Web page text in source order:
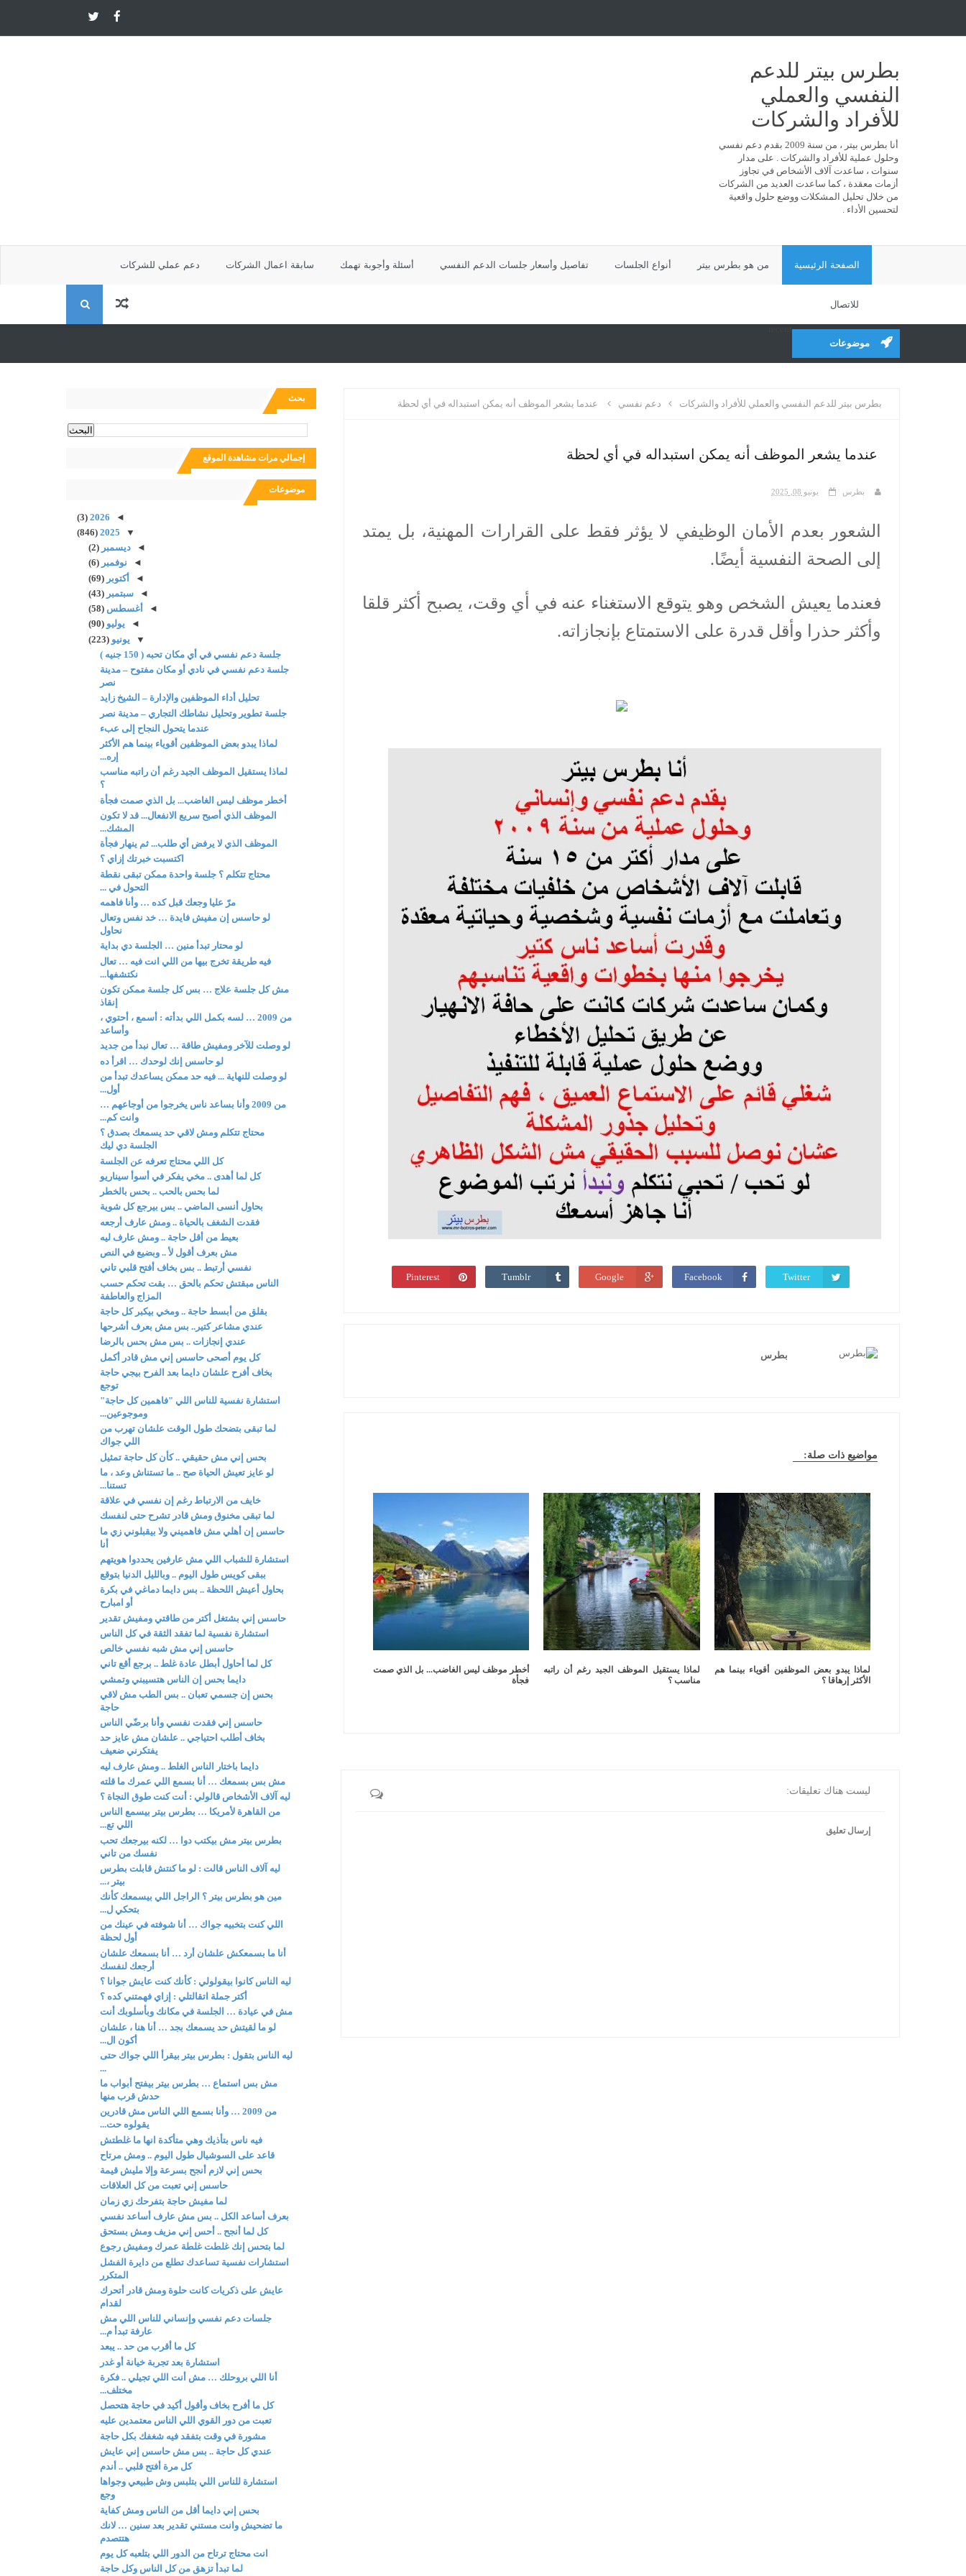
بطرس بيتر للدعم
النفسي والعملي
للأفراد والشركات
أنا بطرس بيتر ، من سنة 2009 بقدم دعم نفسي
وحلول عملية للأفراد والشركات . على مدار
سنوات ، ساعدت آلاف الأشخاص في تجاوز
أزمات معقدة ، كما ساعدت العديد من الشركات
من خلال تحليل المشكلات ووضع حلول واقعية
لتحسين الأداء .
الصفحة الرئيسية من هو بطرس بيتر أنواع الجلسات تفاصيل وأسعار جلسات الدعم النفسي أسئلة وأجوبة تهمك سابقة اعمال الشركات دعم عملي للشركات
للاتصال ا
ح
موضوعات
بطرس بيتر للدعم النفسي والعملي للأفراد والشركات دعم نفسي عندما يشعر الموظف أنه يمكن استبداله في أي لحظة
عندما يشعر الموظف أنه يمكن استبداله في أي لحظة
بطرس يونيو 08, 2025
الشعور بعدم الأمان الوظيفي لا يؤثر فقط على القرارات المهنية، بل يمتد
إلى الصحة النفسية أيضًا.
فعندما يعيش الشخص وهو يتوقع الاستغناء عنه في أي وقت، يصبح أكثر قلقا
وأكثر حذرا وأقل قدرة على الاستمتاع بإنجازاته.
Twitter
Facebook
Google
Tumblr
Pinterest
بطرس
مواضيع ذات صلة:
لماذا يبدو بعض الموظفين أقوياء بينما هم
الأكثر إرهاقا ؟
لماذا يستقيل الموظف الجيد رغم أن راتبه
مناسب ؟
أخطر موظف ليس الغاضب... بل الذي صمت
فجأة
ليست هناك تعليقات:
إرسال تعليق
بحث
إجمالي مرات مشاهدة الموقع
موضوعات
◄
2026
(3)
▼
2025
(846)
◄ديسمبر(2)
◄ نوفمبر(6)
◄أكتوبر(69)
◄سبتمبر(43)
◄
أغسطس(58)
◄ يوليو(90)
▼ يونيو(223)
جلسة دعم نفسي في أي مكان تحبه ( 150 جنيه )
جلسة دعم نفسي في نادي أو مكان مفتوح – مدينة
نصر
تحليل أداء الموظفين والإدارة – الشيخ زايد
جلسة تطوير وتحليل نشاطك التجاري – مدينة نصر
عندما يتحول النجاح إلى عبء
لماذا يبدو بعض الموظفين أقوياء بينما هم الأكثر
إره...
لماذا يستقيل الموظف الجيد رغم أن راتبه مناسب
؟
أخطر موظف ليس الغاضب... بل الذي صمت فجأة
الموظف الذي أصبح سريع الانفعال... قد لا تكون
المشك...
الموظف الذي لا يرفض أي طلب... ثم ينهار فجأة
اكتسبت خبرتك إزاي ؟
محتاج تتكلم ؟ جلسة واحدة ممكن تبقى نقطة
التحول في ...
مرّ عليا وجعك قبل كده … وأنا فاهمه
لو حاسس إن مفيش فايدة … خد نفس وتعال
نحاول
لو محتار تبدأ منين … الجلسة دي بداية
فيه طريقة تخرج بيها من اللي انت فيه … تعال
نكتشفها...
مش كل جلسة علاج … بس كل جلسة ممكن تكون
إنقاذ
من 2009 … لسه بكمل اللي بدأته : أسمع ، أحتوي ،
وأساعد
لو وصلت للآخر ومفيش طاقة … تعال نبدأ من جديد
لو حاسس إنك لوحدك … اقرأ ده
لو وصلت للنهاية ... فيه حد ممكن يساعدك تبدأ من
أول...
من 2009 وأنا بساعد ناس يخرجوا من أوجاعهم …
وانت كم...
محتاج تتكلم ومش لاقي حد يسمعك بصدق ؟
الجلسة دي ليك
كل اللي محتاج تعرفه عن الجلسة
كل لما أهدى .. مخي يفكر في أسوأ سيناريو
لما بحس بالحب .. بحس بالخطر
بحاول أنسى الماضي .. بس بيرجع كل شوية
فقدت الشغف بالحياة .. ومش عارف أرجعه
بعيط من أقل حاجة .. ومش عارف ليه
مش بعرف أقول لأ .. وبضيع في النص
نفسي أرتبط .. بس بخاف أفتح قلبي تاني
الناس مبقتش تحكم بالحق … بقت تحكم حسب
المزاج والعاطفة
بقلق من أبسط حاجة .. ومخي بيكبر كل حاجة
عندي مشاعر كتير.. بس مش بعرف أشرحها
عندي إنجازات .. بس مش بحس بالرضا
كل يوم أصحى حاسس إني مش قادر أكمل
بخاف أفرح علشان دايما بعد الفرح بيجي حاجة
توجع
استشارة نفسية للناس اللي "فاهمين كل حاجة"
وموجوعين...
لما تبقى بتضحك طول الوقت علشان تهرب من
اللي جواك
بحس إني مش حقيقي .. كأن كل حاجة تمثيل
لو عايز تعيش الحياة صح .. ما تستناش وعد ، ما
تستنا...
خايف من الارتباط رغم إن نفسي في علاقة
لما تبقى مخنوق ومش قادر تشرح حتى لنفسك
حاسس إن أهلي مش فاهميني ولا بيقبلوني زي ما
أنا
استشارة للشباب اللي مش عارفين يحددوا هويتهم
ببقى كويس طول اليوم .. وبالليل الدنيا بتوقع
بحاول أعيش اللحظة .. بس دايما دماغي في بكرة
أو امبارح
حاسس إني بشتغل أكتر من طاقتي ومفيش تقدير
استشارة نفسية لما تفقد الثقة في كل الناس
حاسس إني مش شبه نفسي خالص
كل لما أحاول أبطل عادة غلط .. برجع أقع تاني
دايما بحس إن الناس هتسيبني وتمشي
بحس إن جسمي تعبان .. بس الطب مش لاقي
حاجة
حاسس إني فقدت نفسي وأنا برضّي الناس
بخاف أطلب احتياجي .. علشان مش عايز حد
يفتكرني ضعيف
دايما باختار الناس الغلط .. ومش عارف ليه
مش بس بسمعك … أنا بسمع اللي عمرك ما قلته
ليه آلاف الأشخاص قالولي : أنت كنت طوق النجاة ؟
من القاهرة لأمريكا … بطرس بيتر بيسمع الناس
اللي تع...
بطرس بيتر مش بيكتب دوا … لكنه بيرجعك تحب
نفسك من تاني
ليه آلاف الناس قالت : لو ما كنتش قابلت بطرس
بيتر ،...
مين هو بطرس بيتر ؟ الراجل اللي بيسمعك كأنك
بتحكي ل...
اللي كنت بتخبيه جواك … أنا شوفته في عينك من
أول لحظة
أنا ما بسمعكش علشان أرد … أنا بسمعك علشان
أرجعك لنفسك
ليه الناس كانوا بيقولولي : كأنك كنت عايش جوانا ؟
أكتر جملة اتقالتلي : إزاي فهمتني كده ؟
مش في عيادة … الجلسة في مكانك وبأسلوبك أنت
لو ما لقيتش حد يسمعك بجد … أنا هنا ، علشان
أكون ال...
ليه الناس بتقول : بطرس بيتر بيقرأ اللي جواك حتى
...
مش بس استماع … بطرس بيتر بيفتح أبواب ما
حدش قرب منها
من 2009 … وأنا بسمع اللي الناس مش قادرين
يقولوه حت...
فيه ناس بتأذيك وهي متأكدة انها ما غلطتش
قاعد على السوشيال طول اليوم .. ومش مرتاح
بحس إني لازم أنجح بسرعة وإلا مليش قيمة
حاسس إني تعبت من كل العلاقات
لما مفيش حاجة بتفرحك زي زمان
بعرف أساعد الكل .. بس مش عارف أساعد نفسي
كل لما أنجح .. أحس إني مزيف ومش بستحق
لما بتحس إنك غلطت غلطة عمرك ومفيش رجوع
استشارات نفسية تساعدك تطلع من دايرة الفشل
المتكرر
عايش على ذكريات كانت حلوة ومش قادر أتحرك
لقدام
جلسات دعم نفسي وإنساني للناس اللي مش
عارفة تبدأ م...
كل ما أقرب من حد .. يبعد
استشارة بعد تجربة خيانة أو غدر
أنا اللي بروحلك … مش أنت اللي تجيلي .. فكرة
مختلف...
كل ما أفرح بخاف وأقول أكيد في حاجة هتحصل
تعبت من دور القوي اللي الناس معتمدين عليه
مشورة في وقت بتفقد فيه شغفك بكل حاجة
عندي كل حاجة .. بس مش حاسس إني عايش
كل مرة أفتح قلبي .. أندم
استشارة للناس اللي بتلبس وش طبيعي وجواها
وجع
بحس إني دايما أقل من الناس ومش كفاية
ما تضحيش وانت مستني تقدير بعد سنين … لانك
هتتصدم
انت محتاج ترتاح من الدور اللي بتلعبه كل يوم
لما تبدأ تزهق من كل الناس وكل حاجة